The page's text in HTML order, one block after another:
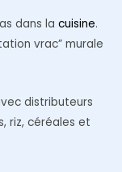
dans lacuisine.
vrac” murale
distributeurs
riz, céréales et